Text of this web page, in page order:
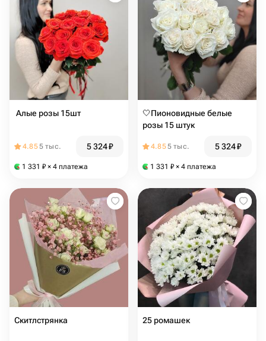
️️️️️ ️Алые розы 15шт
4.855 тыс. 5 324₽
1 331 ₽ × 4 платежа
🤍Пионовидные белые
розы 15 штук
4.855 тыс. 5 324₽
1 331 ₽ × 4 платежа
Скитлстрянка 25 ромашек